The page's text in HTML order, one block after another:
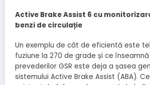
Active Brake Assist 6 cu
benzi de circulație
Un exemplu de cât de eficientă este
fuziune la 270 de grade și ce
prevederilor GSR este deja a șasea
sistemului Active Brake Assist (ABA).